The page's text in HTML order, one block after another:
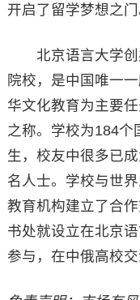
开启了留学梦想之门
北京语言大学创
院校，是中国唯一
华文化教育为主要
之称。学校为184个
生，校友中很多已
名人士。学校与世
教育机构建立了合
书处就设立在北京
参与，在中俄高校